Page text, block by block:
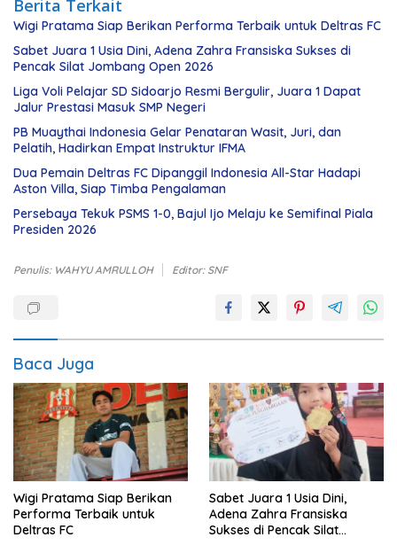
Berita Terkait
Wigi Pratama Siap Berikan Performa Terbaik untuk Deltras FC
Sabet Juara 1 Usia Dini, Adena Zahra Fransiska Sukses di
Pencak Silat Jombang Open 2026
Liga Voli Pelajar SD Sidoarjo Resmi Bergulir, Juara 1 Dapat
Jalur Prestasi Masuk SMP Negeri
PB Muaythai Indonesia Gelar Penataran Wasit, Juri, dan
Pelatih, Hadirkan Empat Instruktur IFMA
Dua Pemain Deltras FC Dipanggil Indonesia All-Star Hadapi
Aston Villa, Siap Timba Pengalaman
Persebaya Tekuk PSMS 1-0, Bajul Ijo Melaju ke Semifinal Piala
Presiden 2026
Penulis: WAHYU AMRULLOH Editor: SNF
Baca Juga
Wigi Pratama Siap Berikan
Performa Terbaik untuk
Deltras FC
Sabet Juara 1 Usia Dini,
Adena Zahra Fransiska
Sukses di Pencak Silat